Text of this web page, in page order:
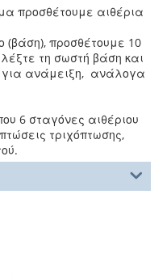
προσθέτουμε αιθέρια
προσθέτουμε 10
τη σωστή βάση και
ανάμειξη, ανάλογα
6 σταγόνες αιθέριου
τριχόπτωσης,